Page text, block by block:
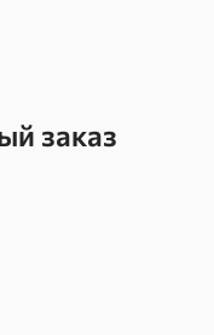
заказ